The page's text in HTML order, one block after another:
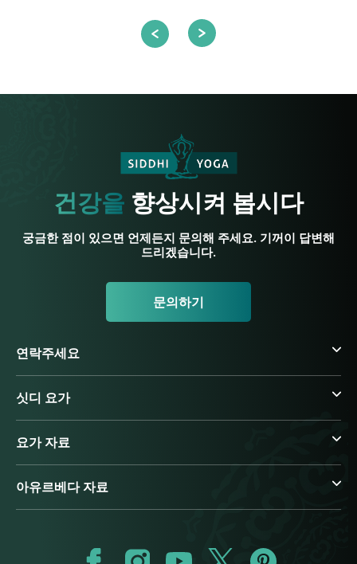
건강을 향상시켜 봅시다
궁금한 점이 있으면 언제든지 문의해 주세요. 기꺼이 답변해
드리겠습니다.
문의하기
연락주세요
싯디 요가
요가 자료
아유르베다 자료